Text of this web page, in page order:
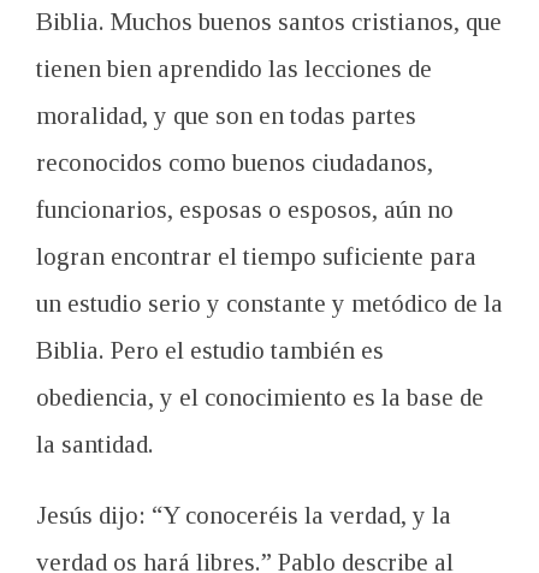
Biblia. Muchos buenos santos cristianos, que
tienen bien aprendido las lecciones de
moralidad, y que son en todas partes
reconocidos como buenos ciudadanos,
funcionarios, esposas o esposos, aún no
logran encontrar el tiempo suficiente para
un estudio serio y constante y metódico de la
Biblia. Pero el estudio también es
obediencia, y el conocimiento es la base de
la santidad.
Jesús dijo: “Y conoceréis la verdad, y la
verdad os hará libres.” Pablo describe al